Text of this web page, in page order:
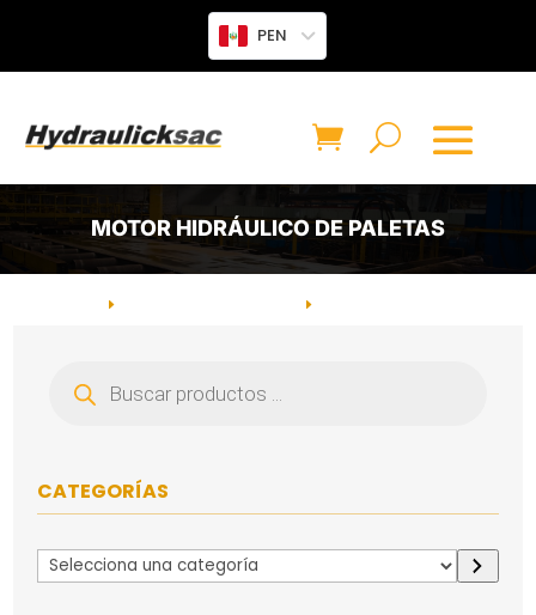
PEN
MOTOR HIDRÁULICO DE PALETAS
E E
productos
CATEGORÍAS
Selecciona
una